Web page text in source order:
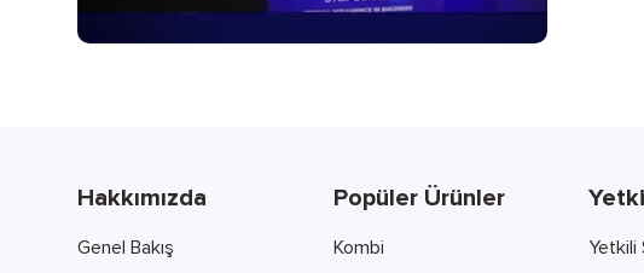
Hakkımızda
Genel Bakış
Popüler Ürünler
Kombi Yetkili